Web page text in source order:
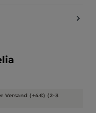
Sternen
Versand (+4€) (2-3